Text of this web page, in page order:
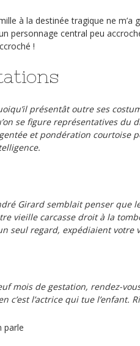
à la destinée tragique ne m’a
personnage central peu
!
présentât outre ses
se figure représentatives du
et pondération courtoise
Girard semblait penser que
vieille carcasse droit à la
seul regard, expédiaient votre
mois de gestation, rendez-
c’est l’actrice qui tue l’enfant.
parle